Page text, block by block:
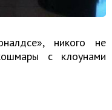
никого не
с клоунами